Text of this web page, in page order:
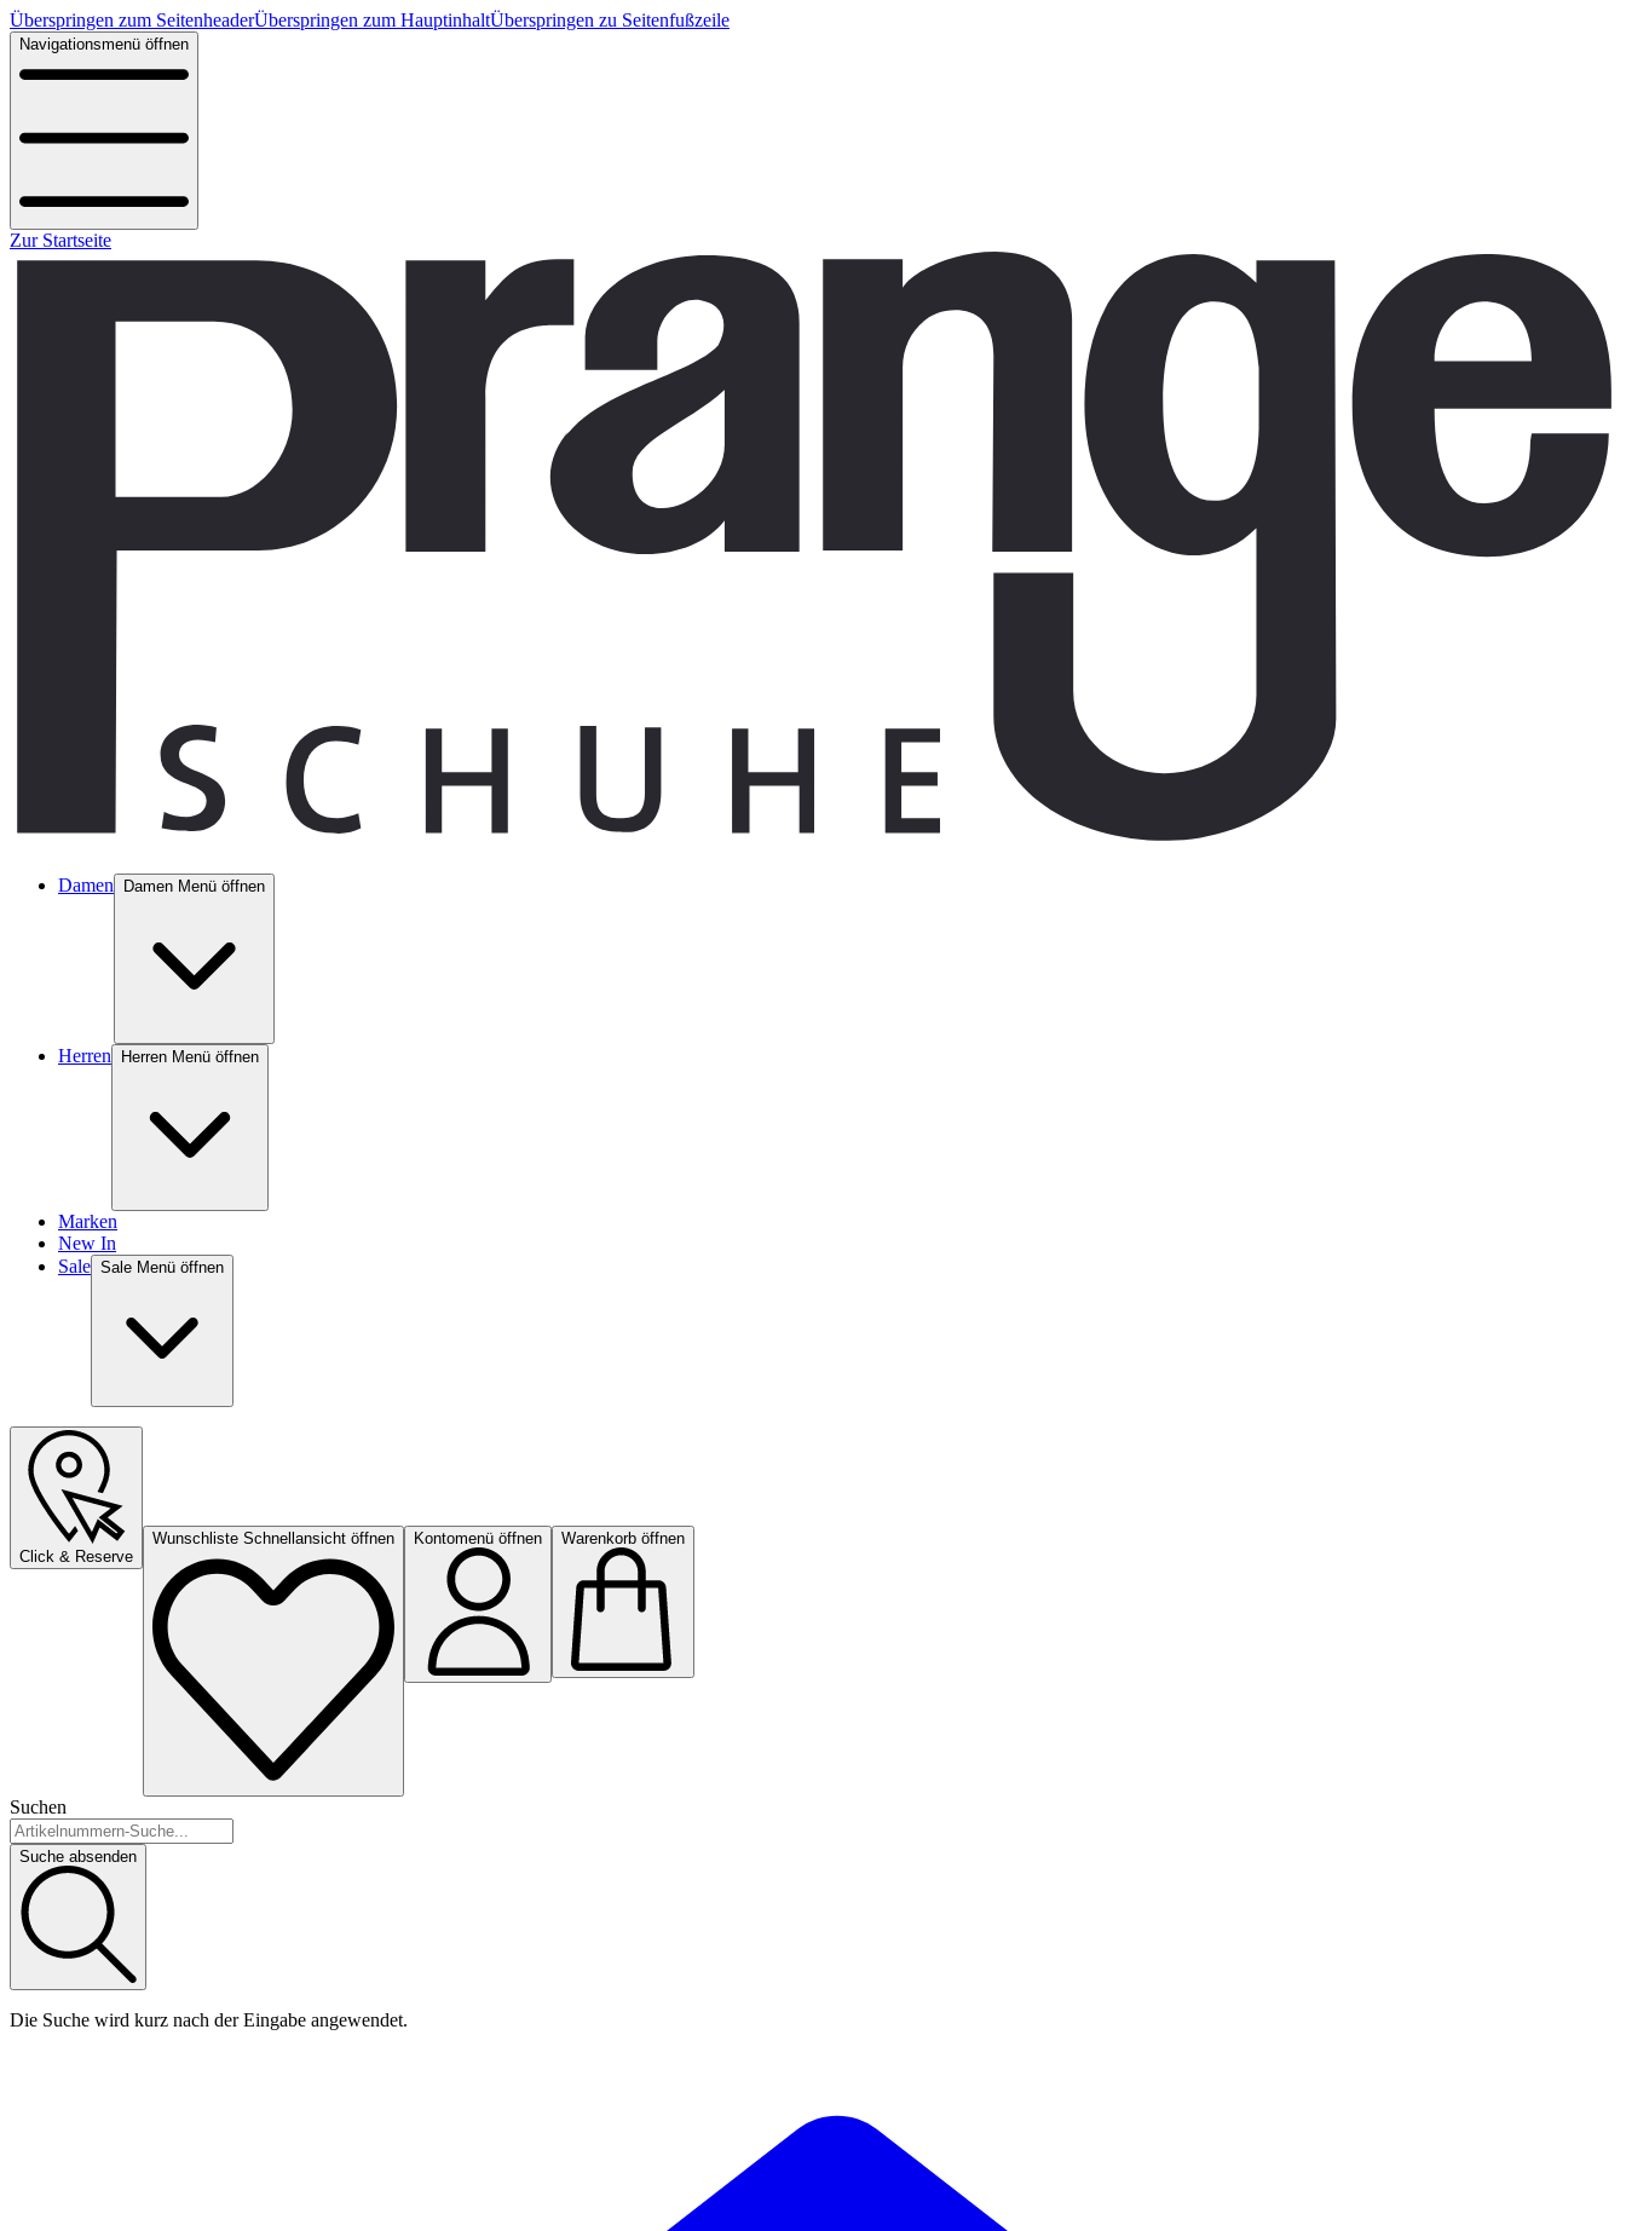
Überspringen zum SeitenheaderÜberspringen zum HauptinhaltÜberspringen zu Seitenfußzeile
Navigationsmenü öffnen
Zur Startseite
Damen Damen Menü öffnen
Herren Herren Menü öffnen
Marken
New In
Sale Sale Menü öffnen
Click & Reserve
Wunschliste Schnellansicht öffnen Kontomenü öffnen Warenkorb öffnen
Suchen
Suche absenden
Die Suche wird kurz nach der Eingabe angewendet.